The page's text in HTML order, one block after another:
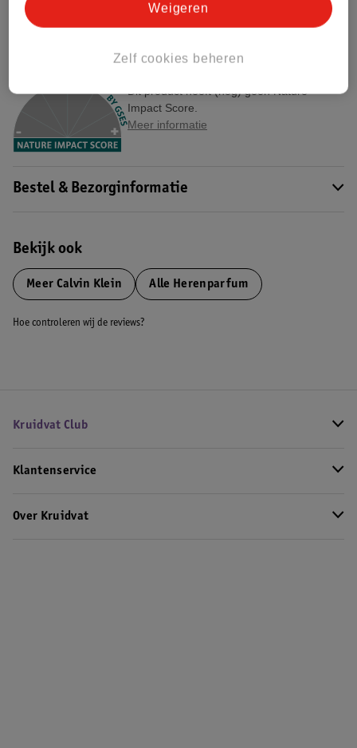
Etiketinformatie
Nature Impact Score
Dit product heeft (nog) geen Nature
Impact Score.
Meer informatie
Bestel & Bezorginformatie
Bekijk ook
Meer Calvin Klein Alle Herenparfum
Hoe controleren wij de reviews?
Kruidvat Club
Klantenservice
Over Kruidvat
Zelf cookies beheren
Weigeren